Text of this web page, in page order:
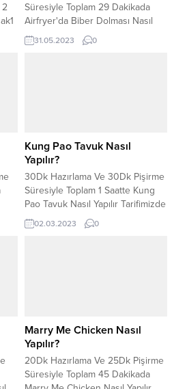
2
Süresiyle Toplam 29 Dakikada
Airfryer'da Biber Dolması Nasıl
Yapılır Tarifimizde Görün.
31.05.2023 0
Kung Pao Tavuk Nasıl
Yapılır?
30Dk Hazırlama Ve 30Dk Pişirme
Süresiyle Toplam 1 Saatte Kung
Pao Tavuk Nasıl Yapılır Tarifimizde
Görün.
02.03.2023 0
Marry Me Chicken Nasıl
Yapılır?
20Dk Hazırlama Ve 25Dk Pişirme
Süresiyle Toplam 45 Dakikada